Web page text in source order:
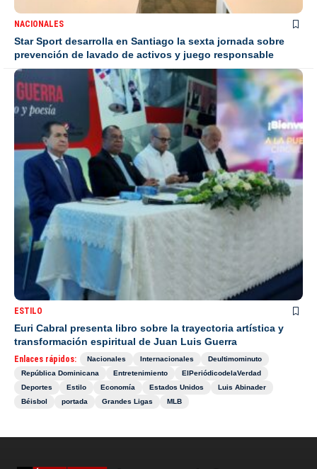
NACIONALES
Star Sport desarrolla en Santiago la sexta jornada sobre
prevención de lavado de activos y juego responsable
ESTILO
Euri Cabral presenta libro sobre la trayectoria artística y
transformación espiritual de Juan Luis Guerra
Enlaces rápidos: Nacionales Internacionales
Deultimominuto
República Dominicana
Entretenimiento
ElPeriódicodelaVerdad
Deportes
Estilo Economía Estados Unidos
Luis Abinader
Béisbol
portada Grandes Ligas MLB